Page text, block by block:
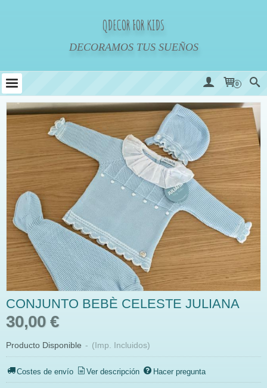
QDECOR FOR KIDS
DECORAMOS TUS SUEÑOS
0
CONJUNTO BEBÈ CELESTE JULIANA
30,00 €
Producto Disponible - (Imp. Incluidos)
Costes de envío Ver descripción Hacer pregunta